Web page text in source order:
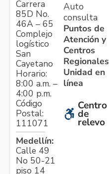
Carrera
85D No.
46A – 65
Complejo
logístico
San
Cayetano
Horario:
8:00 a.m. –
4:00 p.m.
Código
Postal:
111071
Medellín:
Calle 49
No 50-21
piso 14
Auto
consulta
Puntos de
Atención y
Centros
Regionales
Unidad en
línea
Centro
de
relevo